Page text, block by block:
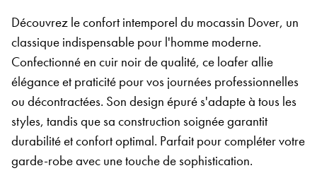
Découvrez le confort intemporel du mocassin Dover, un
classique indispensable pour l'homme moderne.
Confectionné en cuir noir de qualité, ce loafer allie
élégance et praticité pour vos journées professionnelles
ou décontractées. Son design épuré s'adapte à tous les
styles, tandis que sa construction soignée garantit
durabilité et confort optimal. Parfait pour compléter votre
garde-robe avec une touche de sophistication.